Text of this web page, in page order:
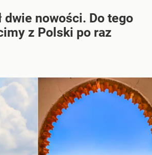
dwie nowości. Do tego
z Polski po raz